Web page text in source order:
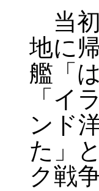
当初
地に
艦「
「イ
ンド
た」
ク戦